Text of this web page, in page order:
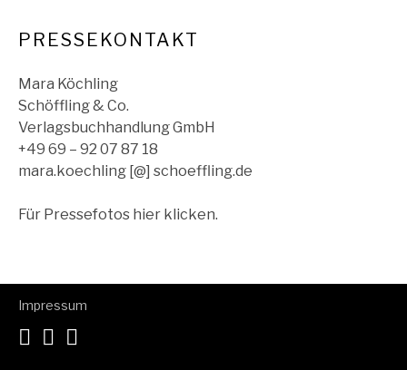
PRESSEKONTAKT
Mara Köchling
Schöffling & Co.
Verlagsbuchhandlung GmbH
+49 69 – 92 07 87 18
mara.koechling [@] schoeffling.de
Für Pressefotos hier klicken.
Impressum
SpotifyFacebook